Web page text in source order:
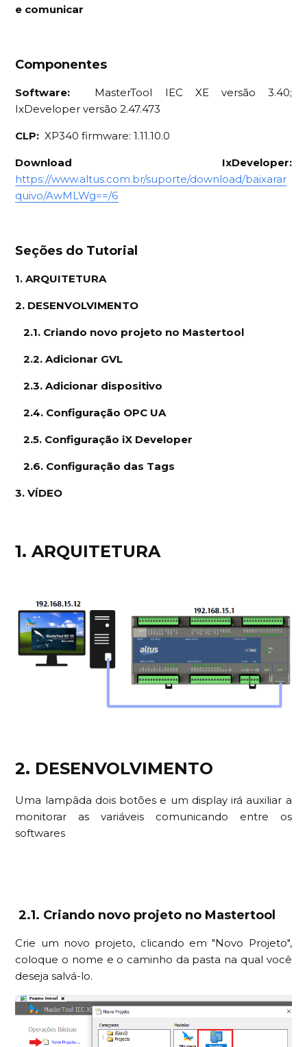
e comunicar
Componentes
Software: MasterTool IEC XE versão 3.40;
IxDeveloper versão 2.47.473
CLP:XP340 firmware: 1.11.10.0
Download IxDeveloper:
https://www.altus.com.br/suporte/download/baixarar
quivo/AwMLWg==/6
Seções do Tutorial
1. ARQUITETURA
2. DESENVOLVIMENTO
2.1. Criando novo projeto no Mastertool
2.2. Adicionar GVL
2.3. Adicionar dispositivo
2.4. Configuração OPC UA
2.5. Configuração iX Developer
2.6. Configuração das Tags
3. VÍDEO
1. ARQUITETURA
2. DESENVOLVIMENTO
Uma lampâda dois botões e um display irá auxiliar a
monitorar as variáveis comunicando entre os
softwares
2.1. Criando novo projeto no Mastertool
Crie um novo projeto, clicando em "Novo Projeto",
coloque o nome e o caminho da pasta na qual você
deseja salvá-lo.